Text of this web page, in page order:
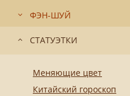
ФЭН-ШУЙ
СТАТУЭТКИ
Меняющие цвет
Китайский гороскоп